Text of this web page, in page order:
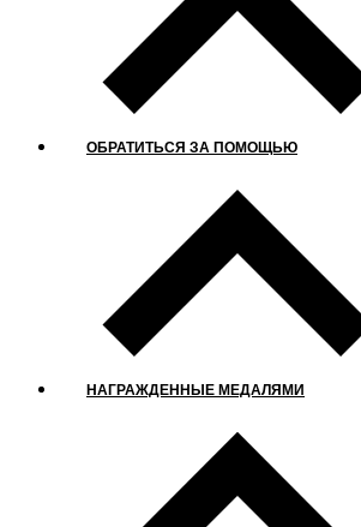
ОБРАТИТЬСЯ ЗА ПОМОЩЬЮ
НАГРАЖДЕННЫЕ МЕДАЛЯМИ